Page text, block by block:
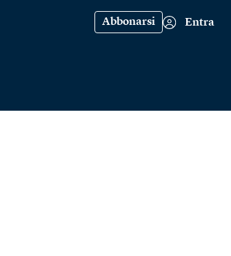
Abbonarsi Entra